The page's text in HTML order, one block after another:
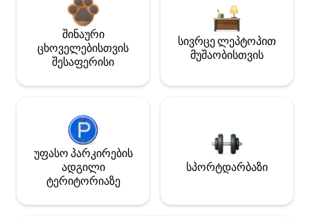
შინაური
ცხოველებისთვის
შესაფერისი
სივრცე ლეპტოპით
მუშაობისთვის
უფასო პარკირების
ადგილი
ტერიტორიაზე
სპორტდარბაზი